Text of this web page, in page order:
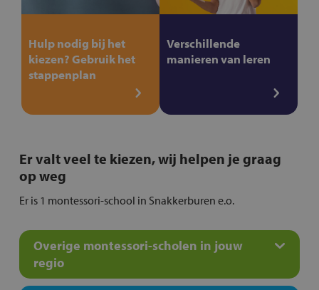
Hulp nodig bij het
kiezen? Gebruik het
stappenplan
Verschillende
manieren van leren
Er valt veel te kiezen, wij helpen je graag
op weg
Er is 1 montessori-school in Snakkerburen e.o.
Overige montessori-scholen in jouw
regio